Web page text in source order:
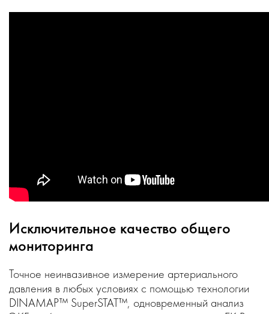
Исключительное качество общего
мониторинга
Точное неинвазивное измерение артериального
давления в любых условиях с помощью технологии
DINAMAP™ SuperSTAT™, одновременный анализ